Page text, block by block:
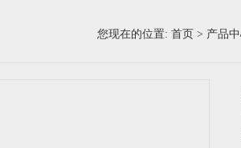
您现在的位置: 首页 > 产品